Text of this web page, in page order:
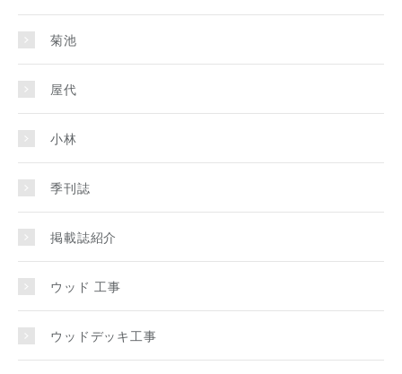
菊池
屋代
小林
季刊誌
掲載誌紹介
ウッド 工事
ウッドデッキ工事